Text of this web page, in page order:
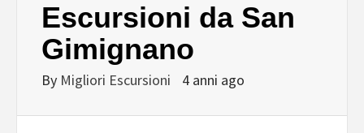
Escursioni da San
Gimignano
By Migliori Escursioni 4 anni ago